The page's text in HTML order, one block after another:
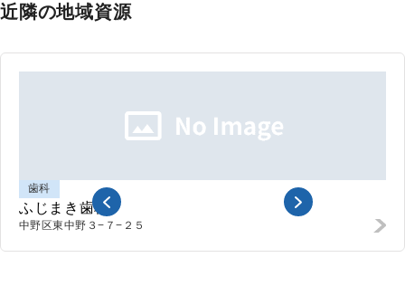
近隣の地域資源
歯科
ふじまき歯科
中野区東中野 ３−７−２５